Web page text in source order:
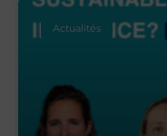
Actualités